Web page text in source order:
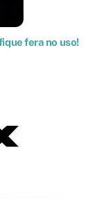
fera no uso!